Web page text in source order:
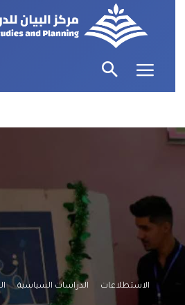
الاستطلاعات الدراسات السياسية